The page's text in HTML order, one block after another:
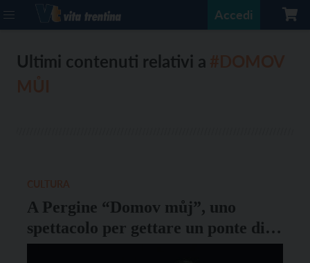
Accedi
Ultimi contenuti relativi a
A Pergine “Domov můj”, uno
spettacolo per gettare un ponte di
pace